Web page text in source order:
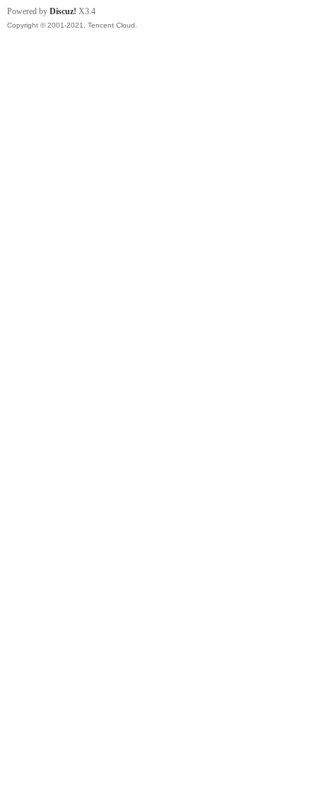
Powered by Discuz! X3.4
Copyright © 2001-2021, Tencent Cloud.